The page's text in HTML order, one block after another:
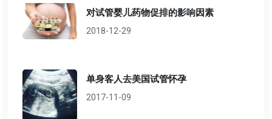
对试管婴儿药物促排的影响因素
2018-12-29
单身客人去美国试管怀孕
2017-11-09